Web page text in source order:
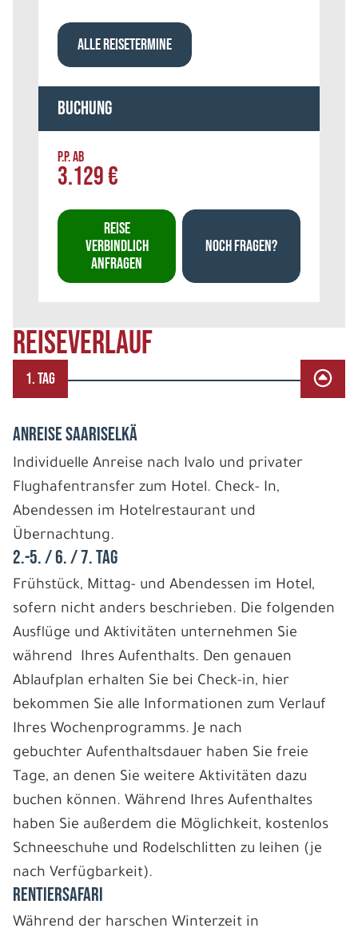
REISEVERLAUF
1. TAG
ANREISE SAARISELKÄ
Individuelle Anreise nach Ivalo und privater
Flughafentransfer zum Hotel. Check- In,
Abendessen im Hotelrestaurant und
Übernachtung.
2.-5. / 6. / 7. TAG
Frühstück, Mittag- und Abendessen im Hotel,
sofern nicht anders beschrieben. Die folgenden
Ausflüge und Aktivitäten unternehmen Sie
während Ihres Aufenthalts. Den genauen
Ablaufplan erhalten Sie bei Check-in, hier
bekommen Sie alle Informationen zum Verlauf
Ihres Wochenprogramms. Je nach
gebuchter Aufenthaltsdauer haben Sie freie
Tage, an denen Sie weitere Aktivitäten dazu
buchen können. Während Ihres Aufenthaltes
haben Sie außerdem die Möglichkeit, kostenlos
Schneeschuhe und Rodelschlitten zu leihen (je
nach Verfügbarkeit).
RENTIERSAFARI
Während der harschen Winterzeit in
ALLE REISETERMINE
Buchung
P.P. AB
3.129 €
REISE
VERBINDLICH
ANFRAGEN
NOCH FRAGEN?